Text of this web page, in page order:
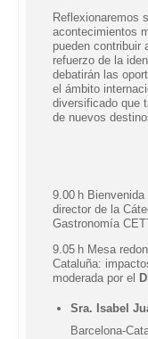
Reflexionaremos
acontecimientos
pueden contribuir
refuerzo de la
debatirán las
el ámbito
diversificado que
de nuevos
9.00 h Bienvenida
director de la
Gastronomía
9.05 h Mesa
Cataluña:
moderada por el
Sra. Isabel
Barcelona-